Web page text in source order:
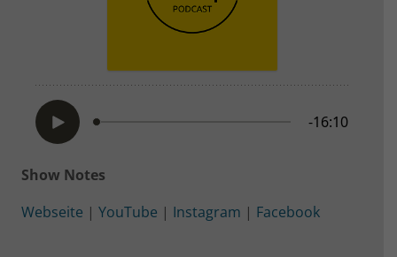
Show Notes
Webseite | YouTube | Instagram | Facebook